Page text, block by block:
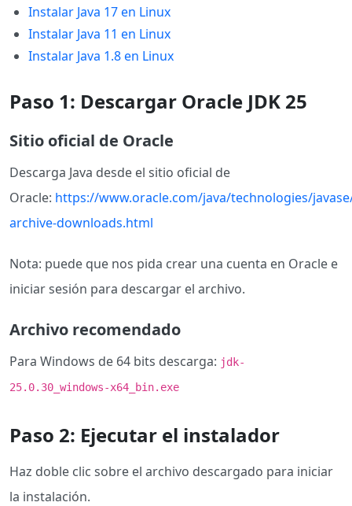
Instalar Java 17 en Linux
Instalar Java 11 en Linux
Instalar Java 1.8 en Linux
Paso 1: Descargar Oracle JDK 25
Sitio oficial de Oracle
Descarga Java desde el sitio oficial de
Oracle: https://www.oracle.com/java/technologies/
archive-downloads.html
Nota: puede que nos pida crear una cuenta en Oracle e
iniciar sesión para descargar el archivo.
Archivo recomendado
Para Windows de 64 bits descarga: jdk-
25.0.30_windows-x64_bin.exe
Paso 2: Ejecutar el instalador
Haz doble clic sobre el archivo descargado para iniciar
la instalación.